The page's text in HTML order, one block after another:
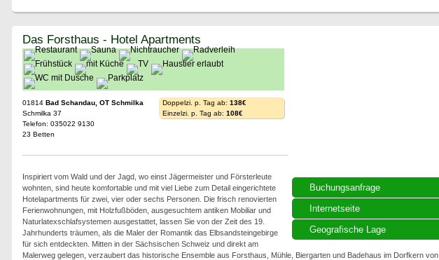
Buchungsanfrage
Internetseite
Geografische Lage
Das Forsthaus - Hotel Apartments
01814 Bad Schandau, OT Schmilka
Schmilka 37
Telefon: 035022 9130
23 Betten
Doppelzi. p. Tag ab: 138€
Einzelzi. p. Tag ab: 108€
Inspiriert vom Wald und der Jagd, wo einst Jägermeister und Försterleute
wohnten, sind heute komfortable und mit viel Liebe zum Detail eingerichtete
Hotelapartments für zwei, vier oder sechs Personen. Die frisch renovierten
Ferienwohnungen, mit Holzfußböden, ausgesuchtem antiken Mobiliar und
Naturlatexschlafsystemen ausgestattet, lassen Sie von der Zeit des 19.
Jahrhunderts träumen, als die Maler der Romantik das Elbsandsteingebirge
für sich entdeckten. Mitten in der Sächsischen Schweiz und direkt am
Malerweg gelegen, verzaubert das historische Ensemble aus Forsthaus, Mühle, Biergarten und Badehaus im Dorfkern von